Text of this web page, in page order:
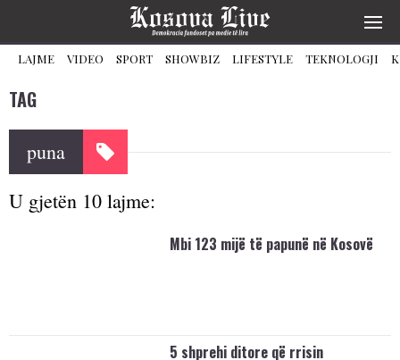
LAJME VIDEO SPORT SHOWBIZ LIFESTYLE TEKNOLOGJI
TAG
puna
U gjetën 10 lajme:
Mbi 123 mijë të papunë në Kosovë
5 shprehi ditore që rrisin